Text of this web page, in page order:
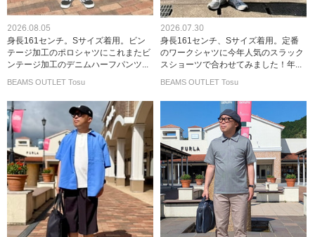
2026.08.05
身長161センチ。Sサイズ着用。ビン
テージ加工のポロシャツにこれまたビ
ンテージ加工のデニムハーフパンツ...
BEAMS OUTLET Tosu
2026.07.30
身長161センチ、Sサイズ着用。定番
のワークシャツに今年人気のスラック
スショーツで合わせてみました！年...
BEAMS OUTLET Tosu